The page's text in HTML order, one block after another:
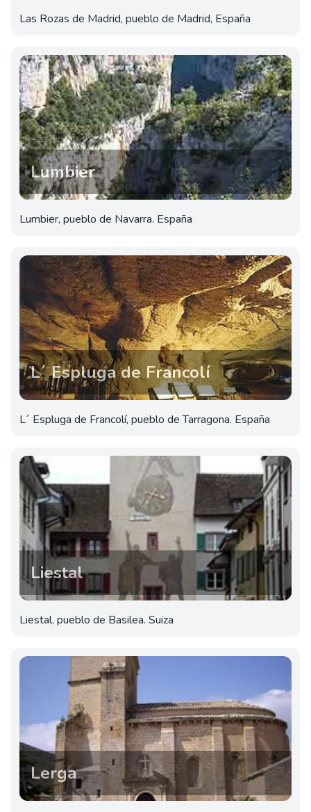
Las Rozas de Madrid, pueblo de Madrid, España
Lumbier
Lumbier, pueblo de Navarra. España
L´ Espluga de Francolí
L´ Espluga de Francolí, pueblo de Tarragona. España
Liestal
Liestal, pueblo de Basilea. Suiza
Lerga